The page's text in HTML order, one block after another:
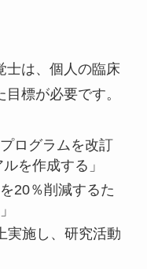
士は、個人の臨床
標が必要です。
ログラムを改訂
を作成する」
20％削減するた
実施し、研究活動